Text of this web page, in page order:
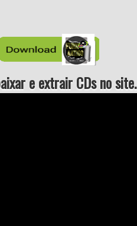
e extrair CDs no site.